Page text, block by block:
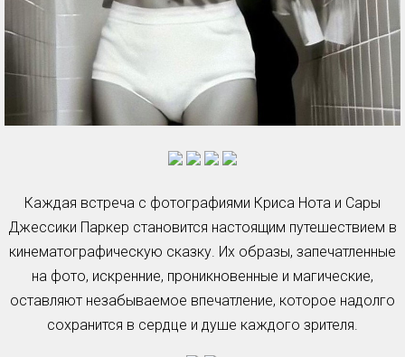
Каждая встреча с фотографиями Криса Нота и Сары
Джессики Паркер становится настоящим путешествием в
кинематографическую сказку. Их образы, запечатленные
на фото, искренние, проникновенные и магические,
оставляют незабываемое впечатление, которое надолго
сохранится в сердце и душе каждого зрителя.